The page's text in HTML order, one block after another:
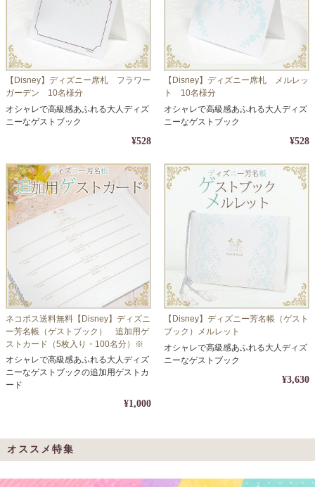
【Disney】ディズニー席札 フラワー
ガーデン 10名様分
オシャレで高級感あふれる大人ディズ
ニーなゲストブック
¥528
【Disney】ディズニー席札 メルレッ
ト 10名様分
オシャレで高級感あふれる大人ディズ
ニーなゲストブック
¥528
ネコポス送料無料【Disney】ディズニ
ー芳名帳（ゲストブック） 追加用ゲ
ストカード（5枚入り・100名分）※
同梱不可
オシャレで高級感あふれる大人ディズ
ニーなゲストブックの追加用ゲストカ
ード
¥1,000
【Disney】ディズニー芳名帳（ゲスト
ブック）メルレット
オシャレで高級感あふれる大人ディズ
ニーなゲストブック
¥3,630
オススメ特集